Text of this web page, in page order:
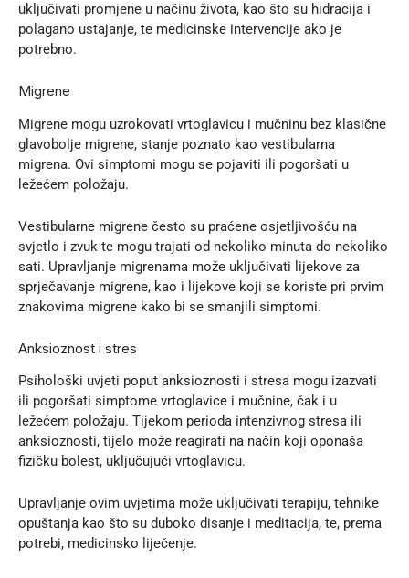
uključivati promjene u načinu života, kao što su hidracija i
polagano ustajanje, te medicinske intervencije ako je
potrebno.
Migrene
Migrene mogu uzrokovati vrtoglavicu i mučninu bez klasične
glavobolje migrene, stanje poznato kao vestibularna
migrena. Ovi simptomi mogu se pojaviti ili pogoršati u
ležećem položaju.
Vestibularne migrene često su praćene osjetljivošću na
svjetlo i zvuk te mogu trajati od nekoliko minuta do nekoliko
sati. Upravljanje migrenama može uključivati lijekove za
sprječavanje migrene, kao i lijekove koji se koriste pri prvim
znakovima migrene kako bi se smanjili simptomi.
Anksioznost i stres
Psihološki uvjeti poput anksioznosti i stresa mogu izazvati
ili pogoršati simptome vrtoglavice i mučnine, čak i u
ležećem položaju. Tijekom perioda intenzivnog stresa ili
anksioznosti, tijelo može reagirati na način koji oponaša
fizičku bolest, uključujući vrtoglavicu.
Upravljanje ovim uvjetima može uključivati terapiju, tehnike
opuštanja kao što su duboko disanje i meditacija, te, prema
potrebi, medicinsko liječenje.